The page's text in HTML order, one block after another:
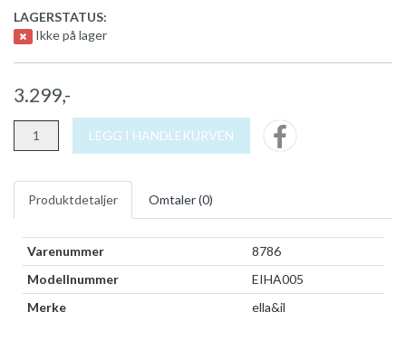
LAGERSTATUS:
Ikke på lager
3.299,-
LEGG I HANDLEKURVEN
Produktdetaljer Omtaler (0)
Varenummer
8786
Modellnummer
EIHA005
Merke
ella&il